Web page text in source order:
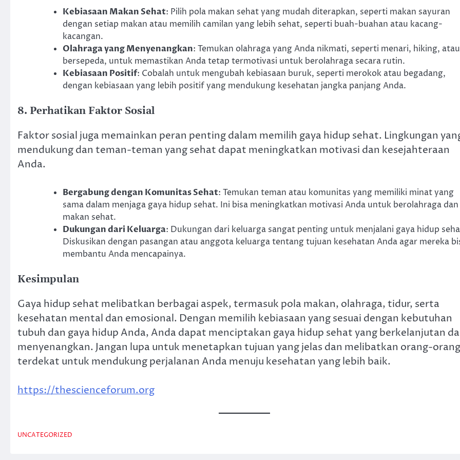
Kebiasaan Makan Sehat: Pilih pola makan sehat yang mudah diterapkan, seperti makan sayuran
dengan setiap makan atau memilih camilan yang lebih sehat, seperti buah-buahan atau kacang-
kacangan.
Olahraga yang Menyenangkan: Temukan olahraga yang Anda nikmati, seperti menari, hiking, atau
bersepeda, untuk memastikan Anda tetap termotivasi untuk berolahraga secara rutin.
Kebiasaan Positif: Cobalah untuk mengubah kebiasaan buruk, seperti merokok atau begadang,
dengan kebiasaan yang lebih positif yang mendukung kesehatan jangka panjang Anda.
8. Perhatikan Faktor Sosial
Faktor sosial juga memainkan peran penting dalam memilih gaya hidup sehat. Lingkungan
mendukung dan teman-teman yang sehat dapat meningkatkan motivasi dan kesejahteraan
Anda.
Bergabung dengan Komunitas Sehat: Temukan teman atau komunitas yang memiliki minat yang
sama dalam menjaga gaya hidup sehat. Ini bisa meningkatkan motivasi Anda untuk berolahraga dan
makan sehat.
Dukungan dari Keluarga: Dukungan dari keluarga sangat penting untuk menjalani gaya hidup
Diskusikan dengan pasangan atau anggota keluarga tentang tujuan kesehatan Anda agar mereka
membantu Anda mencapainya.
Kesimpulan
Gaya hidup sehat melibatkan berbagai aspek, termasuk pola makan, olahraga, tidur, serta
kesehatan mental dan emosional. Dengan memilih kebiasaan yang sesuai dengan kebutuhan
tubuh dan gaya hidup Anda, Anda dapat menciptakan gaya hidup sehat yang berkelanjutan
menyenangkan. Jangan lupa untuk menetapkan tujuan yang jelas dan melibatkan orang-orang
terdekat untuk mendukung perjalanan Anda menuju kesehatan yang lebih baik.
https://thescienceforum.org
UNCATEGORIZED